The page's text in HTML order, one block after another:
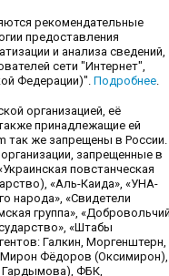
рекомендательные
предоставления
и анализа сведений,
сети "Интернет",
Федерации)". Подробнее.
организацией, её
принадлежащие ей
так же запрещены в России.
запрещенные в
повстанческая
«Аль-Каида», «УНА-
народа», «Свидетели
группа»,
«Штабы
Галкин, Моргенштерн,
Фёдоров (Оксимирон),
Гардымова), ФБК,